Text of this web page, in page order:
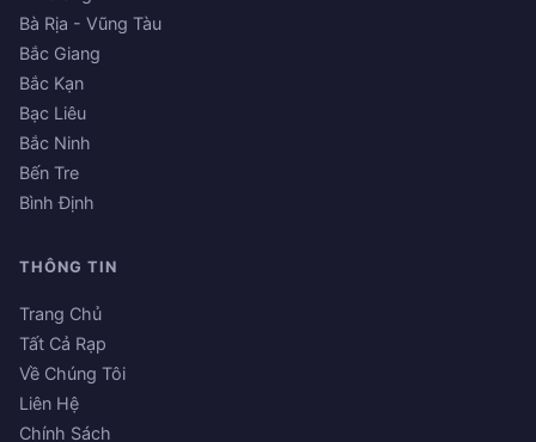
Bà Rịa - Vũng Tàu
Bắc Giang
Bắc Kạn
Bạc Liêu
Bắc Ninh
Bến Tre
Bình Định
THÔNG TIN
Trang Chủ
Tất Cả Rạp
Về Chúng Tôi
Liên Hệ
Chính Sách